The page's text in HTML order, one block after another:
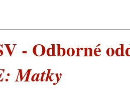
- Odborné
Matky